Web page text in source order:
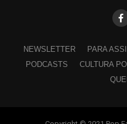
NEWSLETTER PARA
PODCASTS
CULTURA